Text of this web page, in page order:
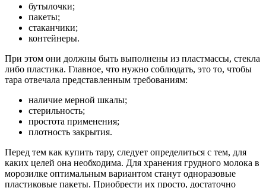
бутылочки;
пакеты;
стаканчики;
контейнеры.
При этом они должны быть выполнены из пластмассы, стекла
либо пластика. Главное, что нужно соблюдать, это то, чтобы
тара отвечала представленным требованиям:
наличие мерной шкалы;
стерильность;
простота применения;
плотность закрытия.
Перед тем как купить тару, следует определиться с тем, для
каких целей она необходима. Для хранения грудного молока в
морозилке оптимальным вариантом станут одноразовые
пластиковые пакеты. Приобрести их просто, достаточно